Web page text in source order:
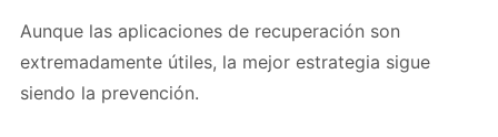
Aunque las aplicaciones de recuperación son
extremadamente útiles, la mejor estrategia sigue
siendo la prevención.